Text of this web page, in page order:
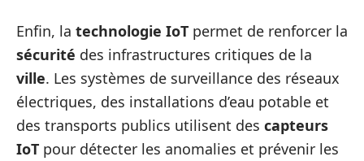
Enfin, la technologie IoT permet de renforcer la
sécurité des infrastructures critiques de la
ville. Les systèmes de surveillance des réseaux
électriques, des installations d’eau potable et
des transports publics utilisent des capteurs
IoT pour détecter les anomalies et prévenir les